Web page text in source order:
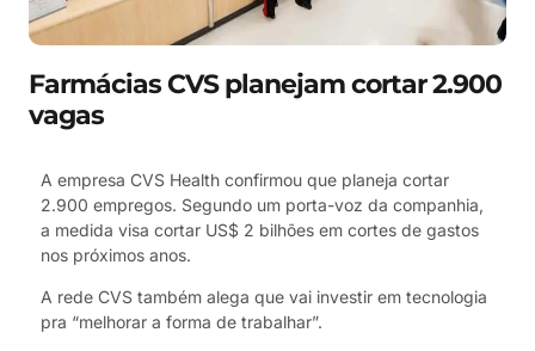
Farmácias CVS planejam cortar 2.900
vagas
A empresa CVS Health confirmou que planeja cortar
2.900 empregos. Segundo um porta-voz da companhia,
a medida visa cortar US$ 2 bilhões em cortes de gastos
nos próximos anos.
A rede CVS também alega que vai investir em tecnologia
pra “melhorar a forma de trabalhar”.